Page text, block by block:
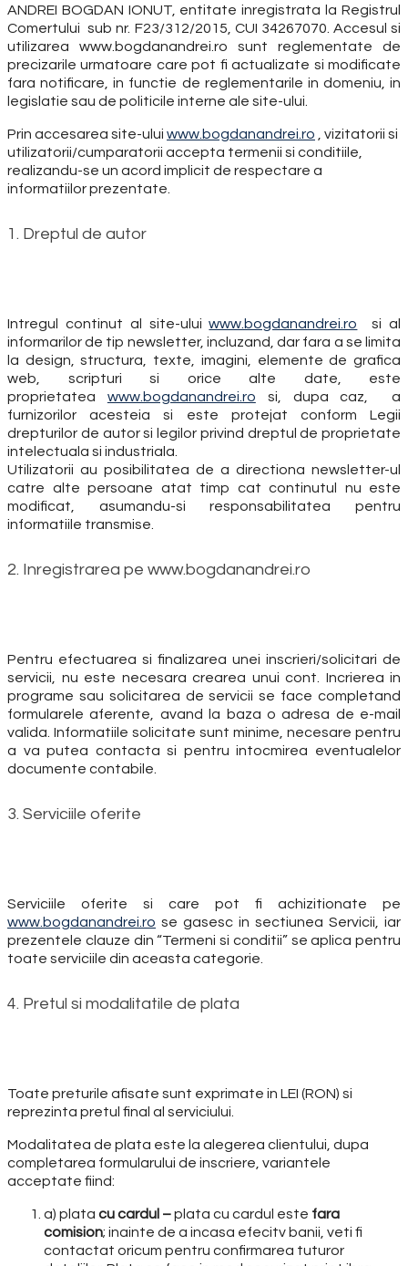
ANDREI BOGDAN IONUT, entitate inregistrata la Registrul
Comertului sub nr. F23/312/2015, CUI 34267070. Accesul si
utilizarea www.bogdanandrei.ro sunt reglementate de
precizarile urmatoare care pot fi actualizate si modificate
fara notificare, in functie de reglementarile in domeniu, in
legislatie sau de politicile interne ale site-ului.
Prin accesarea site-ului www.bogdanandrei.ro , vizitatorii si
utilizatorii/cumparatorii accepta termenii si conditiile,
realizandu-se un acord implicit de respectare a
informatiilor prezentate.
1. Dreptul de autor
Intregul continut al site-uluiwww.bogdanandrei.ro si al
informarilor de tip newsletter, incluzand, dar fara a se limita
la design, structura, texte, imagini, elemente de grafica
web, scripturi si orice alte date, este
proprietatea www.bogdanandrei.ro si, dupa caz, a
furnizorilor acesteia si este protejat conform Legii
drepturilor de autor si legilor privind dreptul de proprietate
intelectuala si industriala.
Utilizatorii au posibilitatea de a directiona newsletter-ul
catre alte persoane atat timp cat continutul nu este
modificat, asumandu-si responsabilitatea pentru
informatiile transmise.
2. Inregistrarea pe www.bogdanandrei.ro
Pentru efectuarea si finalizarea unei inscrieri/solicitari de
servicii, nu este necesara crearea unui cont. Incrierea in
programe sau solicitarea de servicii se face completand
formularele aferente, avand la baza o adresa de e-mail
valida. Informatiile solicitate sunt minime, necesare pentru
a va putea contacta si pentru intocmirea eventualelor
documente contabile.
3. Serviciile oferite
Serviciile oferite si care pot fi achizitionate pe
www.bogdanandrei.ro se gasesc in sectiunea Servicii, iar
prezentele clauze din “Termeni si conditii” se aplica pentru
toate serviciile din aceasta categorie.
4. Pretul si modalitatile de plata
Toate preturile afisate sunt exprimate in LEI (RON) si
reprezinta pretul final al serviciului.
Modalitatea de plata este la alegerea clientului, dupa
completarea formularului de inscriere, variantele
acceptate fiind:
a) plata cu cardul –plata cu cardul este fara
comision; inainte de a incasa efecitv banii, veti fi
contactat oricum pentru confirmarea tuturor